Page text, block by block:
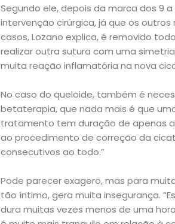
Bora
lá!
Casa
e
Decoração
Exclusiva
Homem
Segundo ele, depois da marca dos 9
intervenção cirúrgica, já que os
casos, Lozano explica, é removido
realizar outra sutura com uma
muita reação inflamatória na nova
No caso do queloide, também é
betaterapia, que nada mais é que
tratamento tem duração de apenas
ao procedimento de correção da
consecutivos ao todo.”
Pode parecer exagero, mas para
tão íntimo, gera muita insegurança.
dura muitas vezes menos de uma